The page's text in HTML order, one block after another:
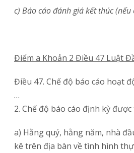
c) Báo cáo đánh giá kết thúc (nếu
Điểm a Khoản 2 Điều 47 Luật
Điều 47. Chế độ báo cáo hoạt
…
2. Chế độ báo cáo định kỳ
a) Hằng quý, hằng năm, nhà
kê trên địa bàn về tình hình